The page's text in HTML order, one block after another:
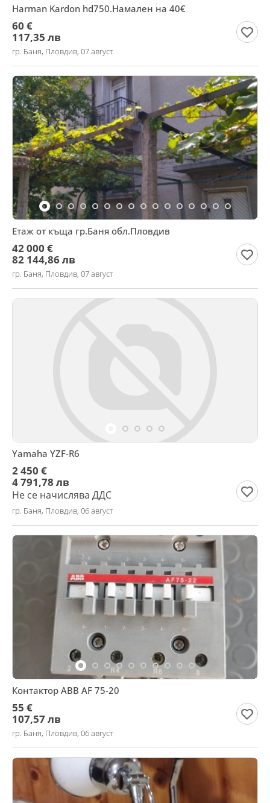
Harman Kardon hd750.Намален на 40€
60 €
117,35 лв
гр. Баня, Пловдив, 07 август
Етаж от къща гр.Баня обл.Пловдив
42 000 €
82 144,86 лв
гр. Баня, Пловдив, 07 август
Yamaha YZF-R6
2 450 €
4 791,78 лв
Не се начислява ДДС
гр. Баня, Пловдив, 06 август
Контактор ABB AF 75-20
55 €
107,57 лв
гр. Баня, Пловдив, 06 август